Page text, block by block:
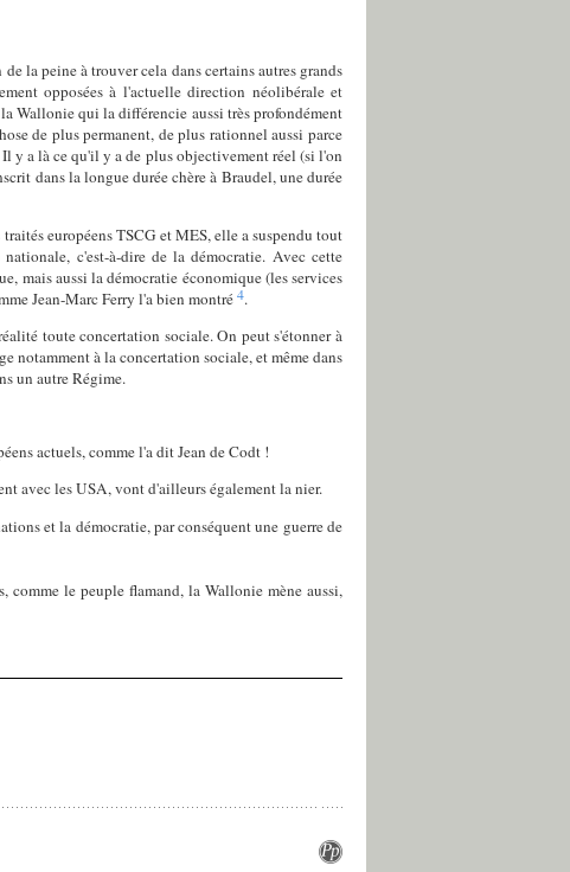
la peine à trouver cela dans certains autres grands
opposées à l'actuelle direction néolibérale et
Wallonie qui la différencie aussi très profondément
de plus permanent, de plus rationnel aussi parce
y a là ce qu'il y a de plus objectivement réel (si l'on
dans la longue durée chère à Braudel, une durée
européens TSCG et MES, elle a suspendu tout
c'est-à-dire de la démocratie. Avec cette
mais aussi la démocratie économique (les services
Jean-Marc Ferry l'a bien montré4.
toute concertation sociale. On peut s'étonner à
notamment à la concertation sociale, et même dans
un autre Régime.
actuels, comme l'a dit Jean de Codt !
avec les USA, vont d'ailleurs également la nier.
et la démocratie, par conséquent une guerre de
comme le peuple flamand, la Wallonie mène aussi,